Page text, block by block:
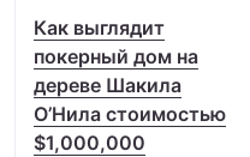
Как выглядит
покерный дом на
дереве Шакила
О’Нила стоимостью
$1,000,000